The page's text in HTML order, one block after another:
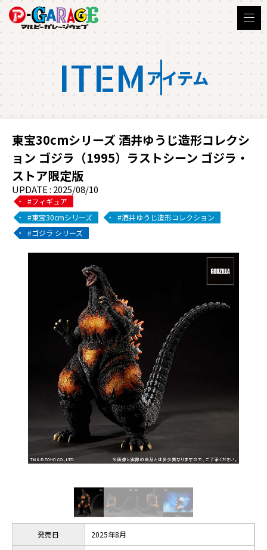
ITEM アイテム
東宝30cmシリーズ 酒井ゆうじ造形コレクシ
ョン ゴジラ（1995）ラストシーン ゴジラ・
ストア限定版
UPDATE : 2025/08/10
フィギュア
東宝30cmシリーズ
酒井ゆうじ造形コレクション
ゴジラ シリーズ
発売日 2025年8月